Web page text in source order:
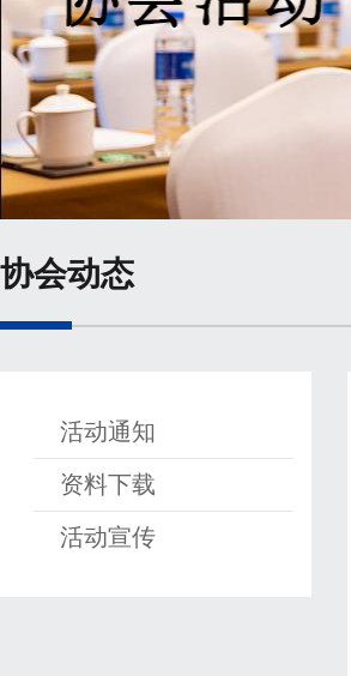
协会动态
活动通知
资料下载
活动宣传